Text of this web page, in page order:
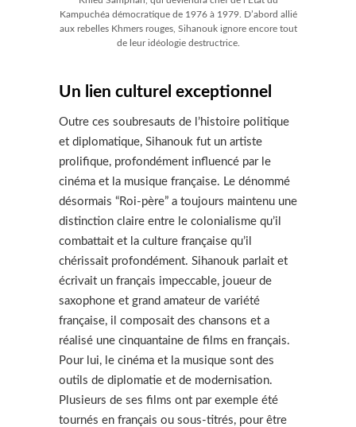
Kampuchéa démocratique de 1976 à 1979. D’abord allié
aux rebelles Khmers rouges, Sihanouk ignore encore tout
de leur idéologie destructrice.
Un lien culturel exceptionnel
Outre ces soubresauts de l’histoire politique
et diplomatique, Sihanouk fut un artiste
prolifique, profondément influencé par le
cinéma et la musique française. Le dénommé
désormais “Roi-père” a toujours maintenu une
distinction claire entre le colonialisme qu’il
combattait et la culture française qu’il
chérissait profondément. Sihanouk parlait et
écrivait un français impeccable, joueur de
saxophone et grand amateur de variété
française, il composait des chansons et a
réalisé une cinquantaine de films en français.
Pour lui, le cinéma et la musique sont des
outils de diplomatie et de modernisation.
Plusieurs de ses films ont par exemple été
tournés en français ou sous-titrés, pour être